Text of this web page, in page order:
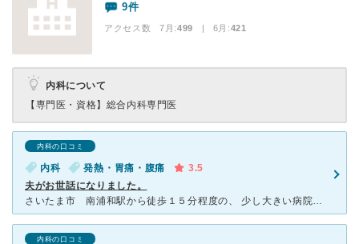
9件
アクセス数 7月:499 | 6月:421
内科について
【専門医・資格】 総合内科専門医
内科の口コミ
内科 発熱・胃痛・腹痛
3.5
夫がお世話になりました。
さいたま市 南浦和駅から徒歩１５分程度の、 少し大きい病院です。 南浦和近辺には大きい病院がないので こちらは有名と思います。 夫が急に腹痛を感じ、しだいに熱も出てしまったため こち
内科の口コミ